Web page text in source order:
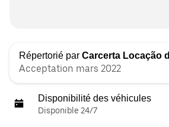
Répertorié par Carcerta Locação
Acceptation mars 2022
Disponibilité des véhicules
Disponible 24/7